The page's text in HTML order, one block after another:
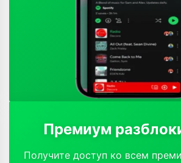
Премиум
Получите доступ ко всем